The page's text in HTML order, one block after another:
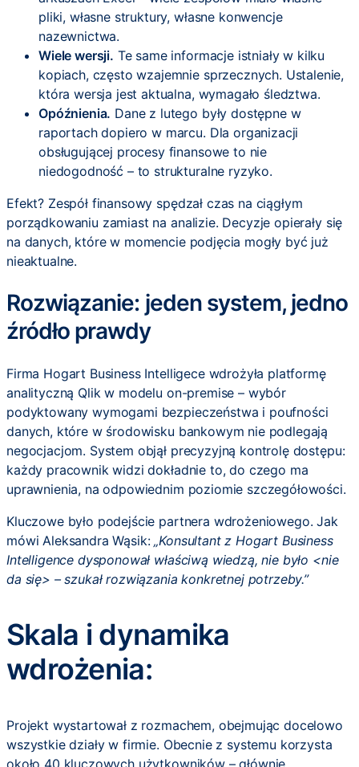
pliki, własne struktury, własne konwencje
nazewnictwa.
Wiele wersji. Te same informacje istniały w kilku
kopiach, często wzajemnie sprzecznych. Ustalenie,
która wersja jest aktualna, wymagało śledztwa.
Opóźnienia. Dane z lutego były dostępne w
raportach dopiero w marcu. Dla organizacji
obsługującej procesy finansowe to nie
niedogodność – to strukturalne ryzyko.
Efekt? Zespół finansowy spędzał czas na ciągłym
porządkowaniu zamiast na analizie. Decyzje opierały się
na danych, które w momencie podjęcia mogły być już
nieaktualne.
Rozwiązanie: jeden system, jedno
źródło prawdy
Firma Hogart Business Intelligece wdrożyła platformę
analityczną Qlik w modelu on-premise – wybór
podyktowany wymogami bezpieczeństwa i poufności
danych, które w środowisku bankowym nie podlegają
negocjacjom. System objął precyzyjną kontrolę dostępu:
każdy pracownik widzi dokładnie to, do czego ma
uprawnienia, na odpowiednim poziomie szczegółowości.
Kluczowe było podejście partnera wdrożeniowego. Jak
mówi Aleksandra Wąsik:„Konsultant z Hogart Business
Intelligence dysponował właściwą wiedzą, nie było <nie
da się> – szukał rozwiązania konkretnej potrzeby.”
Skala i dynamika
wdrożenia:
Projekt wystartował z rozmachem, obejmując docelowo
wszystkie działy w firmie. Obecnie z systemu korzysta